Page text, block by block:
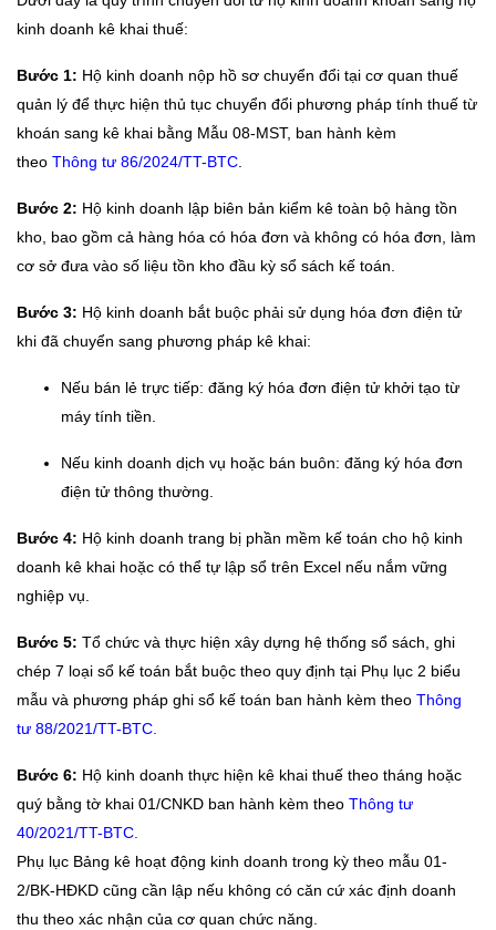
kinh doanh kê khai thuế:
Bước 1: Hộ kinh doanh nộp hồ sơ chuyển đổi tại cơ quan thuế
quản lý để thực hiện thủ tục chuyển đổi phương pháp tính thuế từ
khoán sang kê khai bằng Mẫu 08-MST, ban hành kèm
theo Thông tư 86/2024/TT-BTC.
Bước 2: Hộ kinh doanh lập biên bản kiểm kê toàn bộ hàng tồn
kho, bao gồm cả hàng hóa có hóa đơn và không có hóa đơn, làm
cơ sở đưa vào số liệu tồn kho đầu kỳ sổ sách kế toán.
Bước 3: Hộ kinh doanh bắt buộc phải sử dụng hóa đơn điện tử
khi đã chuyển sang phương pháp kê khai:
Nếu bán lẻ trực tiếp: đăng ký hóa đơn điện tử khởi tạo từ
máy tính tiền.
Nếu kinh doanh dịch vụ hoặc bán buôn: đăng ký hóa đơn
điện tử thông thường.
Bước 4: Hộ kinh doanh trang bị phần mềm kế toán cho hộ kinh
doanh kê khai hoặc có thể tự lập sổ trên Excel nếu nắm vững
nghiệp vụ.
Bước 5: Tổ chức và thực hiện xây dựng hệ thống sổ sách, ghi
chép 7 loại sổ kế toán bắt buộc theo quy định tại Phụ lục 2 biểu
mẫu và phương pháp ghi sổ kế toán ban hành kèm theo Thông
tư 88/2021/TT-BTC.
Bước 6: Hộ kinh doanh thực hiện kê khai thuế theo tháng hoặc
quý bằng tờ khai 01/CNKD ban hành kèm theo Thông tư
40/2021/TT-BTC.
Phụ lục Bảng kê hoạt động kinh doanh trong kỳ theo mẫu 01-
2/BK-HĐKD cũng cần lập nếu không có căn cứ xác định doanh
thu theo xác nhận của cơ quan chức năng.